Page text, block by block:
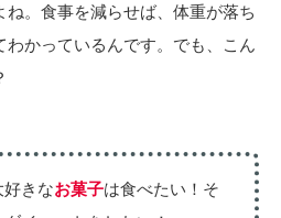
。食事を減らせば、体重が落ち
わかっているんです。でも、こん
好きなお菓子は食べたい！そ